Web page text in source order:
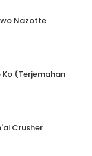
wo Nazotte
Ko (Terjemahan
Crusher